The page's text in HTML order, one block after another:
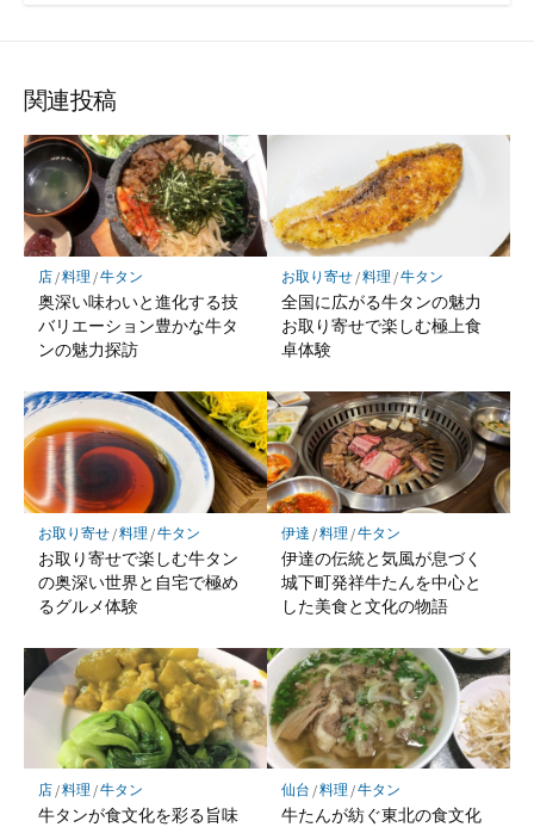
関連投稿
店/料理 /牛タン
奥深い味わいと進化する技
バリエーション豊かな牛タ
ンの魅力探訪
お取り寄せ/料理 /牛タン
全国に広がる牛タンの魅力
お取り寄せで楽しむ極上食
卓体験
お取り寄せ/料理 /牛タン
お取り寄せで楽しむ牛タン
の奥深い世界と自宅で極め
るグルメ体験
伊達 /料理 /牛タン
伊達の伝統と気風が息づく
城下町発祥牛たんを中心と
した美食と文化の物語
店/料理 /牛タン
牛タンが食文化を彩る旨味
仙台 /料理 /牛タン
牛たんが紡ぐ東北の食文化